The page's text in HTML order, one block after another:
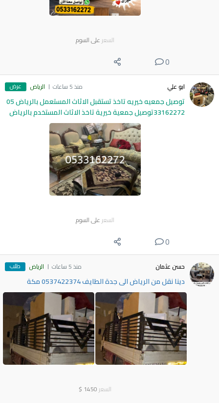
السعر على السوم
0
ابو علي منذ 5 ساعات الرياض عرض
توصيل جمعيه خيريه تاخذ تستقبل الاثاث المستعمل بالرياض 05
33162272توصيل جمعية خيرية تاخذ الاثاث المستخدم بالرياض
السعر على السوم
0
حسن عثمان منذ 5 ساعات الرياض طلب
دينا نقل من الرياض الى جدة الطايف 0537422374 مكة
السعر 1450
$